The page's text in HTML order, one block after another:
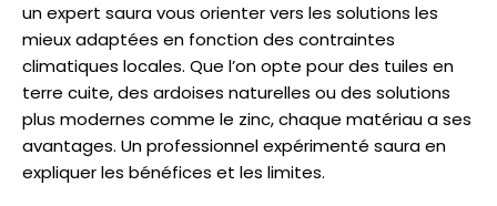
un expert saura vous orienter vers les solutions les
mieux adaptées en fonction des contraintes
climatiques locales. Que l’on opte pour des tuiles en
terre cuite, des ardoises naturelles ou des solutions
plus modernes comme le zinc, chaque matériau a ses
avantages. Un professionnel expérimenté saura en
expliquer les bénéfices et les limites.